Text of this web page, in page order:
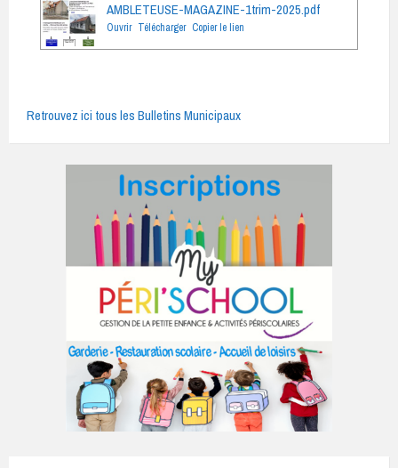
AMBLETEUSE-MAGAZINE-1trim-2025.pdf
Ouvrir Télécharger Copier le lien
Retrouvez ici tous les Bulletins Municipaux